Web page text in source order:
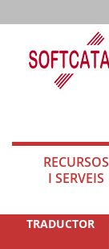
RECURSOS
I SERVEIS
TRADUCTOR